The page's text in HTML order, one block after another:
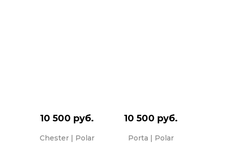
10 500 руб.
Chester | Polar
10 500 руб.
Porta | Polar